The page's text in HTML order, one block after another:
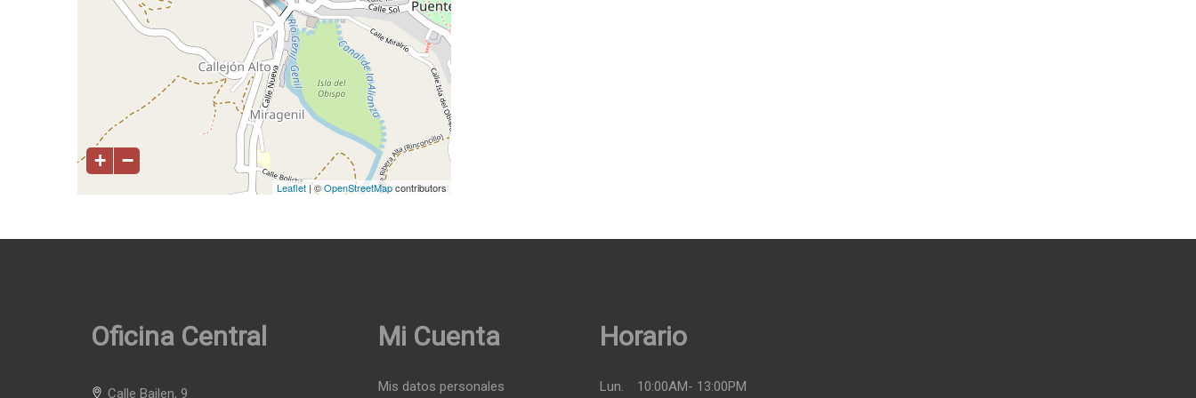
+ −
Leaflet | ©OpenStreetMapcontributors
Oficina Central
Calle Bailen, 9
Mi Cuenta
Mis datos personales
Horario
Lun. 10:00AM- 13:00PM